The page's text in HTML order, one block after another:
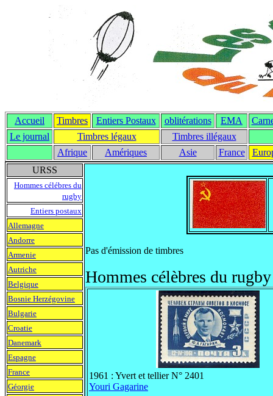
Accueil Timbres Entiers Postaux oblitérations EMA
Le journal
Timbres légaux
Timbres illégaux
Afrique
Amériques Asie France
URSS
Pas d'émission de timbres
Hommes célèbres du rugby
1961 : Yvert et tellier N° 2401
Youri Gagarine
Hommes célébres du
rugby
Entiers postaux
Allemagne
Andorre
Armenie
Autriche
Belgique
Bosnie Herzégovine
Bulgarie
Croatie
Danemark
Espagne
France
Géorgie